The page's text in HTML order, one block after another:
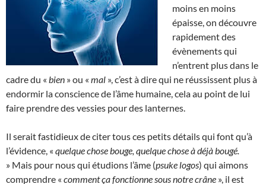
moins en moins
épaisse, on découvre
rapidement des
évènements qui
n’entrent plus dans le
cadre du « bien » ou « mal », c’est à dire qui ne réussissent plus à
endormir la conscience de l’âme humaine, cela au point de lui
faire prendre des vessies pour des lanternes.
Il serait fastidieux de citer tous ces petits détails qui font qu’à
l’évidence, « quelque chose bouge, quelque chose à déjà bougé.
» Mais pour nous qui étudions l’âme (psuke logos) qui aimons
comprendre « comment ça fonctionne sous notre crâne », il est